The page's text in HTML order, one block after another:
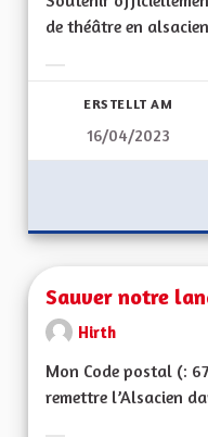
de théâtre en
ERSTELLT AM
16/04/2023
Sauver notre
Hirth
Mon Code postal (:
remettre l’Alsacien